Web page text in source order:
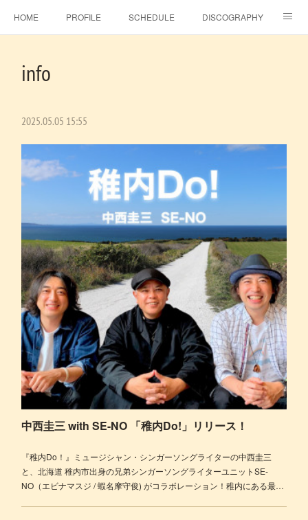
HOME PROFILE SCHEDULE DISCOGRAPHY
GALLERY
SE-NO EBINA EVENT HALL
info
2025.05.05 15:55
中西圭三 with SE-NO 「稚内Do!」リリース！
『稚内Do！』ミュージシャン・シンガーソングライターの中西圭三
と、北海道 稚内市出身の兄弟シンガーソングライターユニットSE-
NO（エビナマスジ / 蝦名摩守俊) がコラボレーション！稚内にある最…